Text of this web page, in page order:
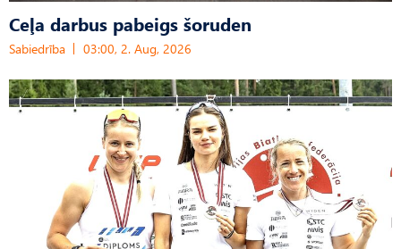
Ceļa darbus pabeigs šoruden
Sabiedrība 03:00, 2. Aug, 2026